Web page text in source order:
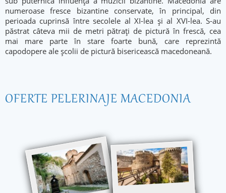
numeroase fresce bizantine conservate, în principal, din
perioada cuprinsă între secolele al XI-lea și al XVI-lea. S-au
păstrat câteva mii de metri pătrați de pictură în frescă, cea
mai mare parte în stare foarte bună, care reprezintă
capodopere ale școlii de pictură bisericească macedoneană.
OFERTE PELERINAJE MACEDONIA